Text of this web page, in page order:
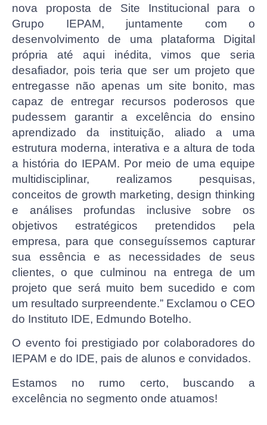
nova proposta de Site Institucional para o
Grupo IEPAM, juntamente com o
desenvolvimento de uma plataforma Digital
própria até aqui inédita, vimos que seria
desafiador, pois teria que ser um projeto que
entregasse não apenas um site bonito, mas
capaz de entregar recursos poderosos que
pudessem garantir a excelência do ensino
aprendizado da instituição, aliado a uma
estrutura moderna, interativa e a altura de toda
a história do IEPAM. Por meio de uma equipe
multidisciplinar, realizamos pesquisas,
conceitos de growth marketing, design thinking
e análises profundas inclusive sobre os
objetivos estratégicos pretendidos pela
empresa, para que conseguíssemos capturar
sua essência e as necessidades de seus
clientes, o que culminou na entrega de um
projeto que será muito bem sucedido e com
um resultado surpreendente.” Exclamou o CEO
do Instituto IDE, Edmundo Botelho.
O evento foi prestigiado por colaboradores do
IEPAM e do IDE, pais de alunos e convidados.
Estamos no rumo certo, buscando a
excelência no segmento onde atuamos!